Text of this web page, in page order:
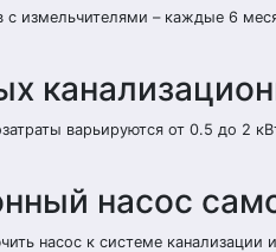
измельчителями – каждые 6
варьируются от 0.5 до 2
насос
насос к системе канализации